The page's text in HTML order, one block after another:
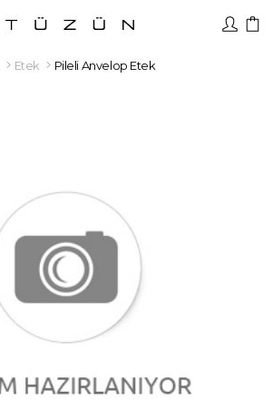
Etek Pileli Anvelop Etek